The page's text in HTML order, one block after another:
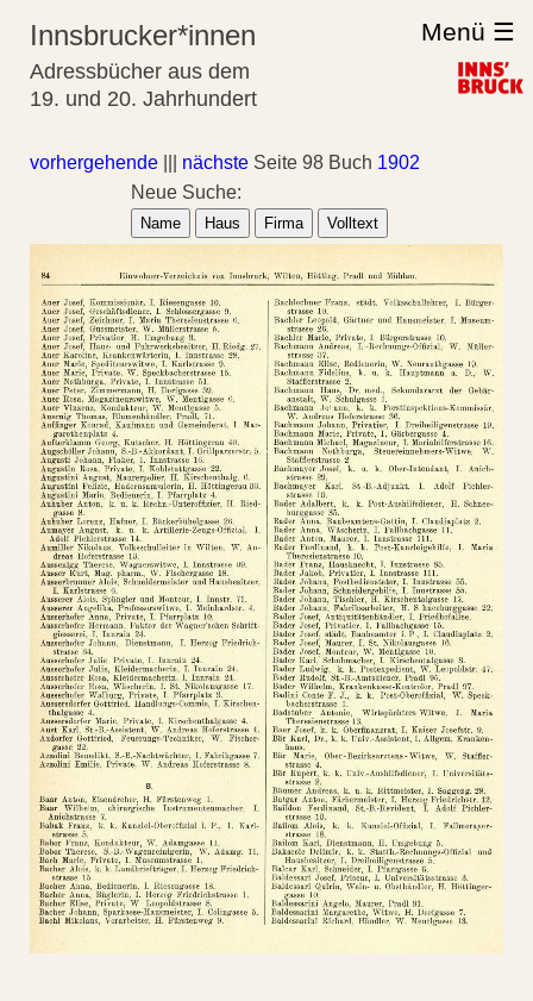
Innsbrucker*innen
Adressbücher aus dem
19. und 20. Jahrhundert
Menü ☰
vorhergehende nächste Seite 98 Buch 1902
Neue Suche:
Name Haus Firma Volltext